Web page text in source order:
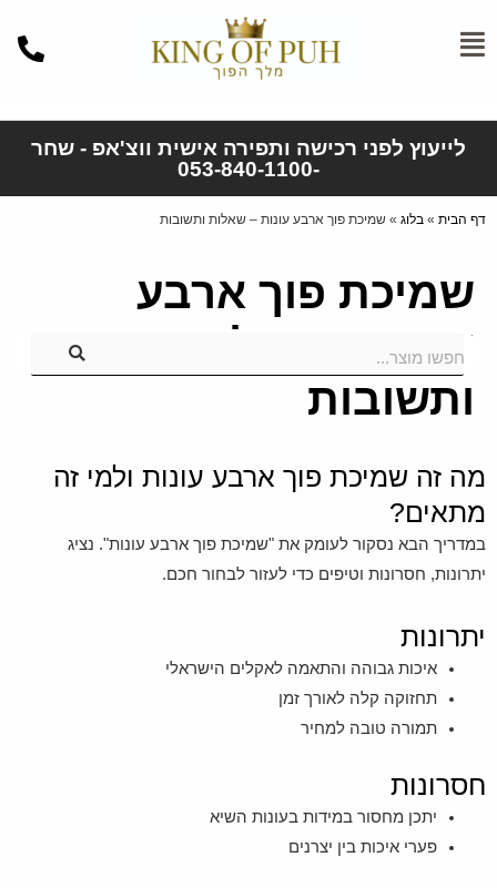
חפשו מוצר...
לייעוץ לפני רכישה ותפירה אישית ווצ'אפ - שחר
-053-840-1100
דף הבית » בלוג » שמיכת פוך ארבע עונות – שאלות ותשובות
שמיכת פוך ארבע
עונות – שאלות
ותשובות
מה זה שמיכת פוך ארבע עונות ולמי זה
מתאים?
במדריך הבא נסקור לעומק את "שמיכת פוך ארבע עונות". נציג
יתרונות, חסרונות וטיפים כדי לעזור לבחור חכם.
יתרונות
איכות גבוהה והתאמה לאקלים הישראלי
תחזוקה קלה לאורך זמן
תמורה טובה למחיר
חסרונות
יתכן מחסור במידות בעונות השיא
פערי איכות בין יצרנים